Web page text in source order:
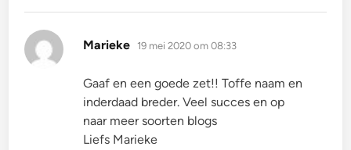
Marieke schreef:
19 mei 2020 om 08:33
Gaaf en een goede zet!! Toffe naam en
inderdaad breder. Veel succes en op
naar meer soorten blogs
Liefs Marieke